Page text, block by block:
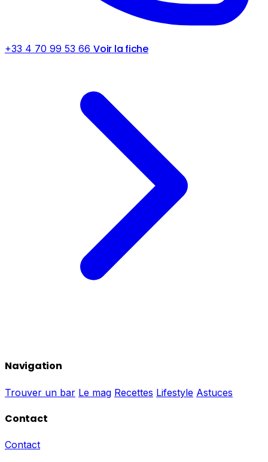
+33 4 70 99 53 66 Voir la fiche
Navigation
Trouver un bar Le mag Recettes Lifestyle Astuces
Contact
Contact